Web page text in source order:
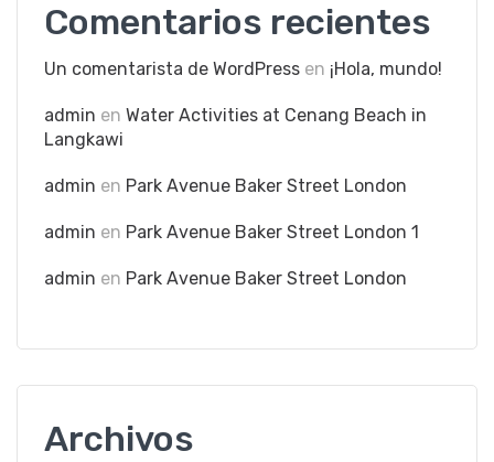
Comentarios recientes
Un comentarista de WordPress en ¡Hola, mundo!
admin en Water Activities at Cenang Beach in
Langkawi
admin en Park Avenue Baker Street London
admin en Park Avenue Baker Street London 1
admin en Park Avenue Baker Street London
Archivos